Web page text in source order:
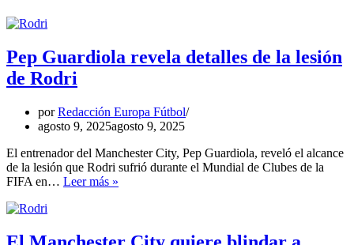
Pep Guardiola revela detalles de la lesión
de Rodri
porRedacción Europa Fútbol
agosto 9, 2025agosto 9, 2025
El entrenador del Manchester City, Pep Guardiola, reveló el alcance
de la lesión que Rodri sufrió durante el Mundial de Clubes de la
FIFA en… Leer más »
de